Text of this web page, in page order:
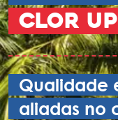
Clor Up
Qualidade
aliadas no